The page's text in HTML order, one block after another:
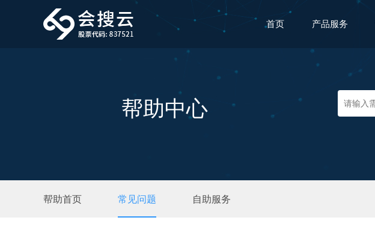
首页 产品服务
帮助中心
帮助首页 常见问题 自助服务